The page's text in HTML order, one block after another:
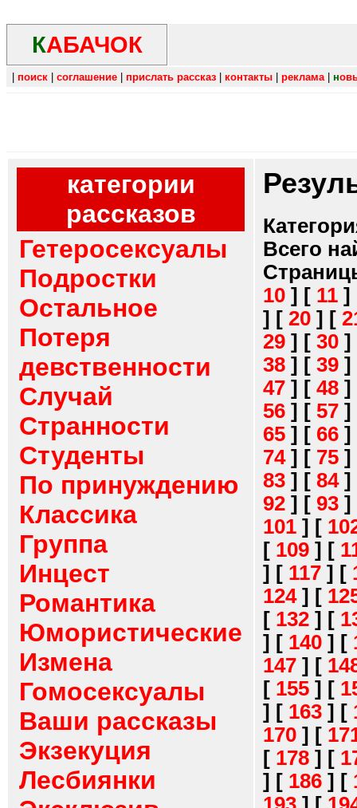
КАБАЧОК
поиск соглашение прислать рассказ контакты реклама| н
категории
рассказов
Гетеросексуалы
Подростки
Остальное
Потеря
девственности
Случай
Странности
Студенты
По принуждению
Классика
Группа
Инцест
Романтика
Юмористические
Измена
Гомосексуалы
Ваши рассказы
Экзекуция
Лесбиянки
Всего
10 ] [ 11 ]
] [ 20 ] [
29 ] [ 30 ]
38 ] [ 39 ]
47 ] [ 48 ]
56 ] [ 57 ]
65 ] [ 66 ]
74] [ 75 ]
83 ] [ 84]
92 ] [ 93 ]
101 ] [
[ 109 ] [
] [ 117 ] [
124] [
[ 132 ] [
] [ 140 ] [
147 ] [
[ 155 ] [
] [ 163 ] [
170 ] [
[ 178 ] [
] [ 186 ] [